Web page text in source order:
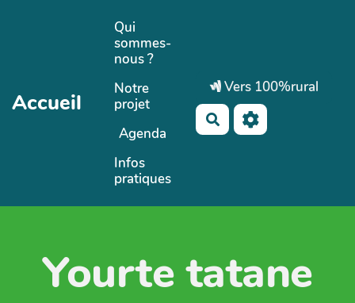
Aller au contenu principal
Accueil
Qui
sommes-
nous ?
Notre
projet
Agenda
Infos
pratiques
Vers 100%rural
Rechercher
Yourte tatane